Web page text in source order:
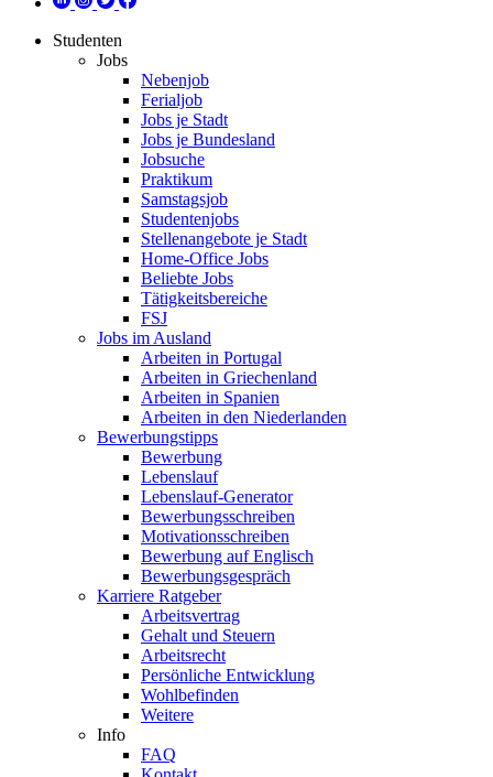
Studenten
Jobs
Nebenjob
Ferialjob
Jobs je Stadt
Jobs je Bundesland
Jobsuche
Praktikum
Samstagsjob
Studentenjobs
Stellenangebote je Stadt
Home-Office Jobs
Beliebte Jobs
Tätigkeitsbereiche
FSJ
Jobs im Ausland
Arbeiten in Portugal
Arbeiten in Griechenland
Arbeiten in Spanien
Arbeiten in den Niederlanden
Bewerbungstipps
Bewerbung
Lebenslauf
Lebenslauf-Generator
Bewerbungsschreiben
Motivationsschreiben
Bewerbung auf Englisch
Bewerbungsgespräch
Karriere Ratgeber
Arbeitsvertrag
Gehalt und Steuern
Arbeitsrecht
Persönliche Entwicklung
Wohlbefinden
Weitere
Info
FAQ